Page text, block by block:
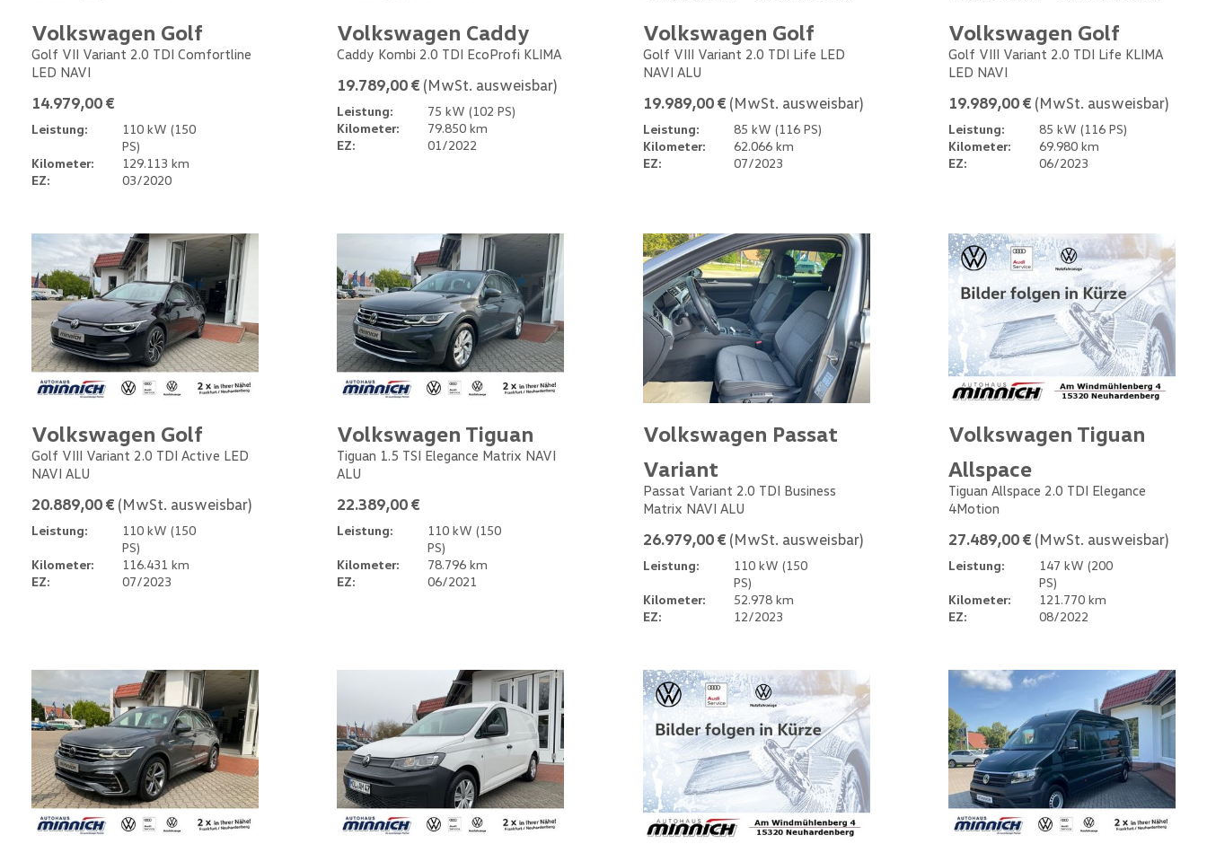
Volkswagen Golf
Golf VII Variant 2.0 TDI Comfortline
LED NAVI
14.979,00 €
Leistung:
110 kW (150
PS)
Kilometer:
129.113 km
EZ:
03/2020
Volkswagen Caddy
Caddy Kombi 2.0 TDI EcoProfi KLIMA
19.789,00 € (MwSt. ausweisbar)
Leistung:
75 kW (102 PS)
Kilometer:
79.850 km
EZ:
01/2022
Volkswagen Golf
Golf VIII Variant 2.0 TDI Life LED
NAVI ALU
19.989,00 € (MwSt. ausweisbar)
Leistung:
85 kW (116 PS)
Kilometer:
62.066 km
EZ:
07/2023
Volkswagen Golf
Golf VIII Variant 2.0 TDI Life KLIMA
LED NAVI
19.989,00 € (MwSt. ausweisbar)
Leistung:
85 kW (116 PS)
Kilometer:
69.980 km
EZ:
06/2023
Volkswagen Golf
Golf VIII Variant 2.0 TDI Active LED
NAVI ALU
20.889,00 € (MwSt. ausweisbar)
Leistung:
110 kW (150
PS)
Kilometer:
116.431 km
EZ:
07/2023
Volkswagen Tiguan
Tiguan 1.5 TSI Elegance Matrix NAVI
ALU
22.389,00 €
Leistung:
110 kW (150
PS)
Kilometer:
78.796 km
EZ:
06/2021
Volkswagen Passat
Variant
Passat Variant 2.0 TDI Business
Matrix NAVI ALU
26.979,00 € (MwSt. ausweisbar)
Leistung:
110 kW (150
PS)
Kilometer:
52.978 km
EZ:
12/2023
Volkswagen Tiguan
Allspace
Tiguan Allspace 2.0 TDI Elegance
4Motion
27.489,00 € (MwSt. ausweisbar)
Leistung:
147 kW (200
PS)
Kilometer:
121.770 km
EZ:
08/2022